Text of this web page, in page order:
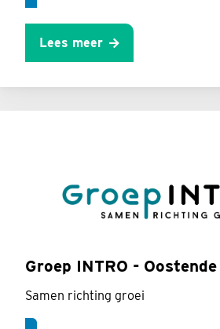
Lees meer
Groep INTRO - Oostende
Samen richting groei